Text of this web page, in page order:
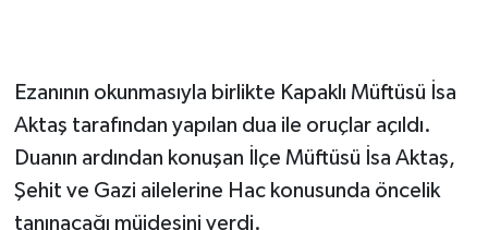
Ezanının okunmasıyla birlikte Kapaklı Müftüsü İsa
Aktaş tarafından yapılan dua ile oruçlar açıldı.
Duanın ardından konuşan İlçe Müftüsü İsa Aktaş,
Şehit ve Gazi ailelerine Hac konusunda öncelik
tanınacağı müjdesini verdi.